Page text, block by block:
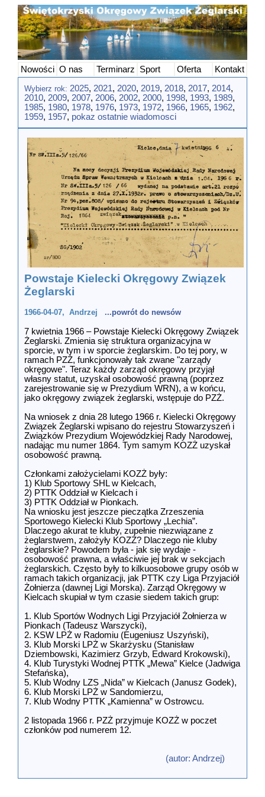
Nowości O nas Terminarz Sport Oferta Kontakt
Wybierz rok: 2025, 2021, 2020, 2019, 2018, 2017, 2014,
2010, 2009, 2007, 2006, 2002, 2000, 1998, 1993, 1989,
1985, 1980, 1978, 1976, 1973, 1972, 1966, 1965, 1962,
1959, 1957, pokaz ostatnie wiadomosci
Powstaje Kielecki Okręgowy Związek
Żeglarski
1966-04-07, Andrzej ...powrót do newsów
7 kwietnia 1966 – Powstaje Kielecki Okręgowy Związek
Żeglarski. Zmienia się struktura organizacyjna w
sporcie, w tym i w sporcie żeglarskim. Do tej pory, w
ramach PZŻ, funkcjonowały tak zwane "zarządy
okręgowe". Teraz każdy zarząd okręgowy przyjął
własny statut, uzyskał osobowość prawną (poprzez
zarejestrowanie się w Prezydium WRN), a w końcu,
jako okręgowy związek żeglarski, wstępuje do PZŻ.
Na wniosek z dnia 28 lutego 1966 r. Kielecki Okręgowy
Związek Żeglarski wpisano do rejestru Stowarzyszeń i
Związków Prezydium Wojewódzkiej Rady Narodowej,
nadając mu numer 1864. Tym samym KOZŻ uzyskał
osobowość prawną.
Członkami założycielami KOZŻ były:
1) Klub Sportowy SHL w Kielcach,
2) PTTK Oddział w Kielcach i
3) PTTK Oddział w Pionkach.
Na wniosku jest jeszcze pieczątka Zrzeszenia
Sportowego Kielecki Klub Sportowy „Lechia”.
Dlaczego akurat te kluby, zupełnie niezwiązane z
żeglarstwem, założyły KOZŻ? Dlaczego nie kluby
żeglarskie? Powodem była - jak się wydaje -
osobowość prawna, a właściwie jej brak w sekcjach
żeglarskich. Często były to kilkuosobowe grupy osób w
ramach takich organizacji, jak PTTK czy Liga Przyjaciół
Żołnierza (dawnej Ligi Morska). Zarząd Okręgowy w
Kielcach skupiał w tym czasie siedem takich grup:
1. Klub Sportów Wodnych Ligi Przyjaciół Żołnierza w
Pionkach (Tadeusz Warszycki),
2. KSW LPŻ w Radomiu (Eugeniusz Uszyński),
3. Klub Morski LPŻ w Skarżysku (Stanisław
Dziembowski, Kazimierz Grzyb, Edward Krokowski),
4. Klub Turystyki Wodnej PTTK „Mewa” Kielce (Jadwiga
Stefańska),
5. Klub Wodny LZS „Nida” w Kielcach (Janusz Godek),
6. Klub Morski LPŻ w Sandomierzu,
7. Klub Wodny PTTK „Kamienna” w Ostrowcu.
2 listopada 1966 r. PZŻ przyjmuje KOZŻ w poczet
członków pod numerem 12.
(autor: Andrzej)